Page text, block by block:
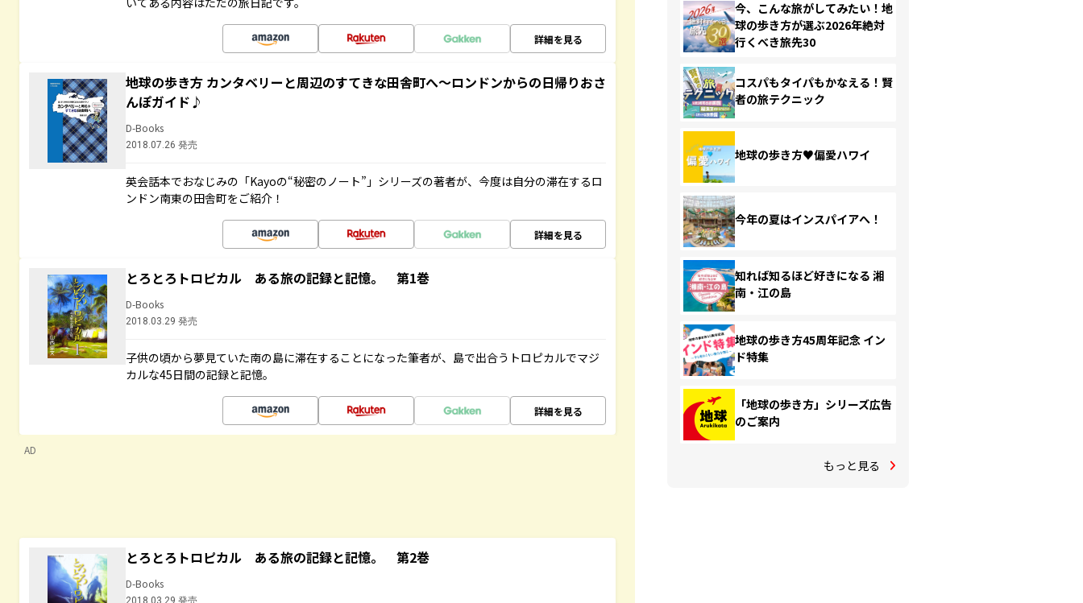
詳細を見る
地球の歩き方 カンタベリーと周辺のすてきな田舎町へ～ロンドンからの日帰りおさ
んぽガイド♪
D-Books
2018.07.26 発売
英会話本でおなじみの「Kayoの“秘密のノート”」シリーズの著者が、今度は自分の滞在するロ
ンドン南東の田舎町をご紹介！
詳細を見る
とろとろトロピカル ある旅の記録と記憶。 第1巻
D-Books
2018.03.29 発売
子供の頃から夢見ていた南の島に滞在することになった筆者が、島で出合うトロピカルでマジ
カルな45日間の記録と記憶。
詳細を見る
AD
とろとろトロピカル ある旅の記録と記憶。 第2巻
D-Books
2018.03.29 発売
今、こんな旅がしてみたい！地
球の歩き方が選ぶ2026年絶対
行くべき旅先30
コスパもタイパもかなえる！賢
者の旅テクニック
地球の歩き方♥偏愛ハワイ
今年の夏はインスパイアへ！
知れば知るほど好きになる 湘
南・江の島
地球の歩き方45周年記念 イン
ド特集
「地球の歩き方」シリーズ広告
のご案内
もっと見る